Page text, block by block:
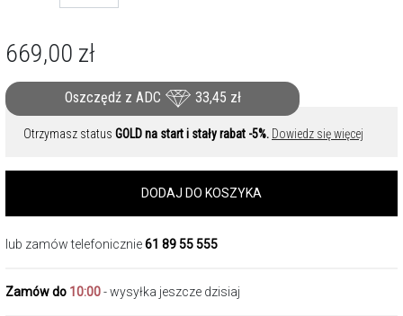
669,00 zł
Oszczędź z ADC 33,45 zł
Otrzymasz status GOLD na start i stały rabat -5%. Dowiedz się więcej
DODAJ DO KOSZYKA
lub zamów telefonicznie61 89 55 555
Zamów do 10:00- wysyłka jeszcze dzisiaj